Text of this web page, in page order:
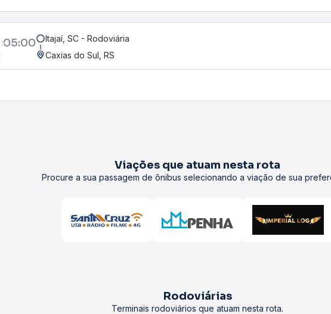
05:00
Itajaí, SC - Rodoviária
Caxias do Sul, RS
Viações que atuam nesta rota
Procure a sua passagem de ônibus selecionando a viação de sua
Rodoviárias
Terminais rodoviários que atuam nesta rota.